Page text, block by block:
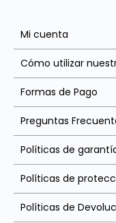
Mi cuenta
Cómo utilizar
Formas de Pago
Preguntas
Políticas de
Políticas de
Políticas de